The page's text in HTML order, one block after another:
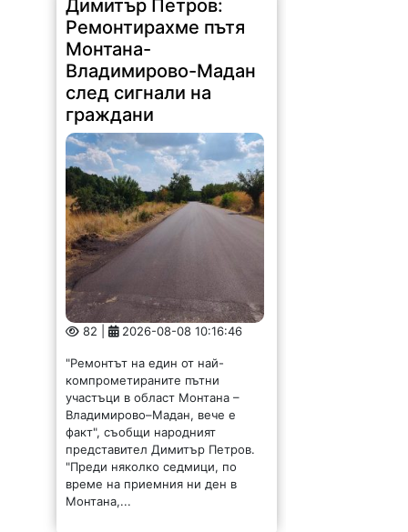
"Ремонтът на един от най-
компрометираните пътни
участъци в област Монтана –
Владимирово–Мадан, вече е
факт", съобщи народният
представител Димитър Петров.
"Преди няколко седмици, по
време на приемния ни ден в
Монтана,...
Депутатът Стела
Илиева оглави
структурата на Радев
в Бяла Слатина
183 | 2026-08-08 09:54:54
Народният представител Стела
Илиева оглави структурата на